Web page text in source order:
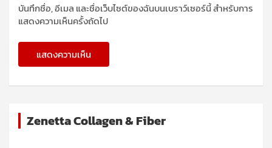
บันทึกชื่อ, อีเมล และชื่อเว็บไซต์ของฉันบนเบราว์เซอร์นี้ สำหรับการ
แสดงความเห็นครั้งถัดไป
Zenetta Collagen & Fiber